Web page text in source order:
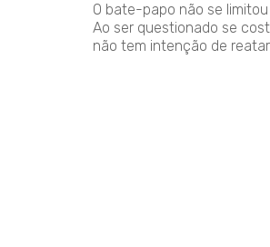
O bate-papo não se
Ao ser questionado se
não tem intenção de